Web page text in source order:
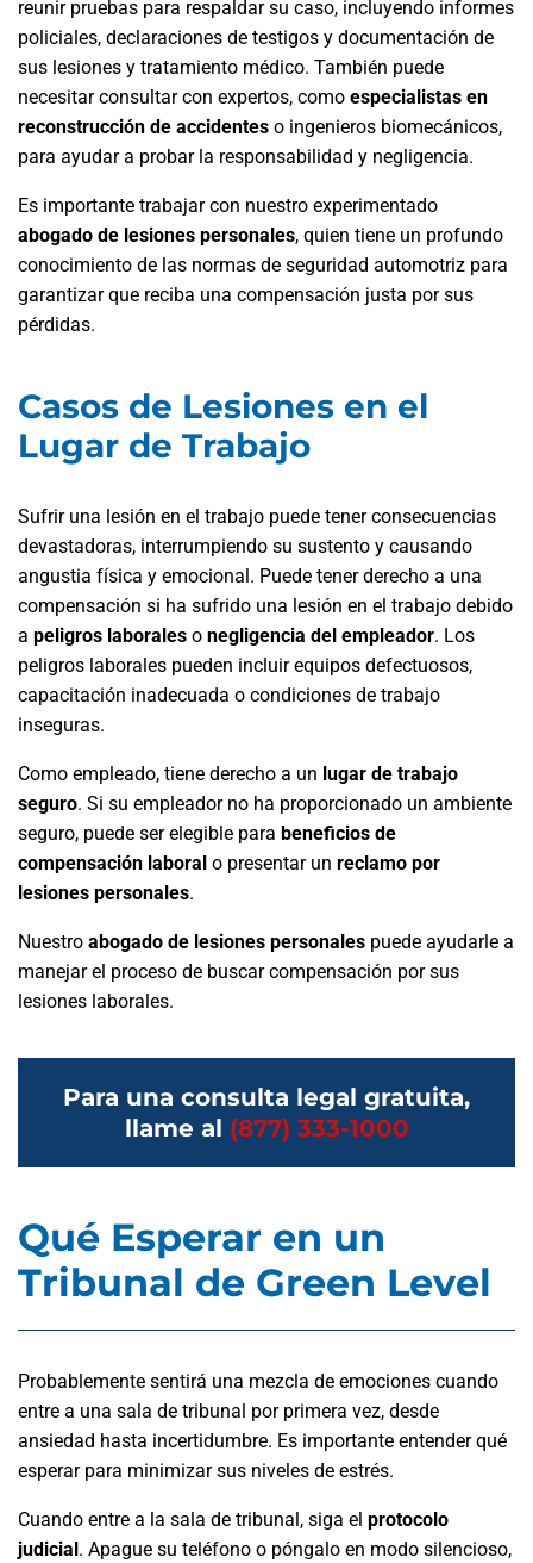
reunir pruebas para respaldar su caso, incluyendo informes
policiales, declaraciones de testigos y documentación de
sus lesiones y tratamiento médico. También puede
necesitar consultar con expertos, como especialistas en
reconstrucción de accidentes o ingenieros biomecánicos,
para ayudar a probar la responsabilidad y negligencia.
Es importante trabajar con nuestro experimentado
abogado de lesiones personales, quien tiene un profundo
conocimiento de las normas de seguridad automotriz para
garantizar que reciba una compensación justa por sus
pérdidas.
Casos de Lesiones en el
Lugar de Trabajo
Sufrir una lesión en el trabajo puede tener consecuencias
devastadoras, interrumpiendo su sustento y causando
angustia física y emocional. Puede tener derecho a una
compensación si ha sufrido una lesión en el trabajo debido
a peligros laborales o negligencia del empleador. Los
peligros laborales pueden incluir equipos defectuosos,
capacitación inadecuada o condiciones de trabajo
inseguras.
Como empleado, tiene derecho a un lugar de trabajo
seguro. Si su empleador no ha proporcionado un ambiente
seguro, puede ser elegible para beneficios de
compensación laboral o presentar un reclamo por
lesiones personales.
Nuestro abogado de lesiones personales puede ayudarle a
manejar el proceso de buscar compensación por sus
lesiones laborales.
Para una consulta legal gratuita,
llame al (877) 333-1000
Qué Esperar en un
Tribunal de Green Level
Probablemente sentirá una mezcla de emociones cuando
entre a una sala de tribunal por primera vez, desde
ansiedad hasta incertidumbre. Es importante entender qué
esperar para minimizar sus niveles de estrés.
Cuando entre a la sala de tribunal, siga el protocolo
judicial. Apague su teléfono o póngalo en modo silencioso,